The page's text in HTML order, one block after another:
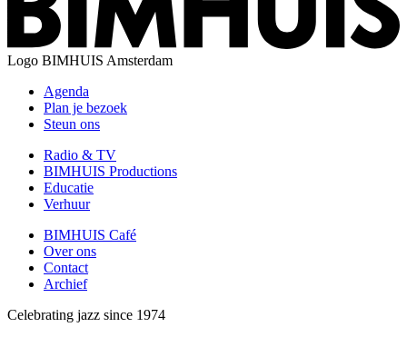
Logo BIMHUIS Amsterdam
Agenda
Plan je bezoek
Steun ons
Radio & TV
BIMHUIS Productions
Educatie
Verhuur
BIMHUIS Café
Over ons
Contact
Archief
Celebrating jazz since 1974